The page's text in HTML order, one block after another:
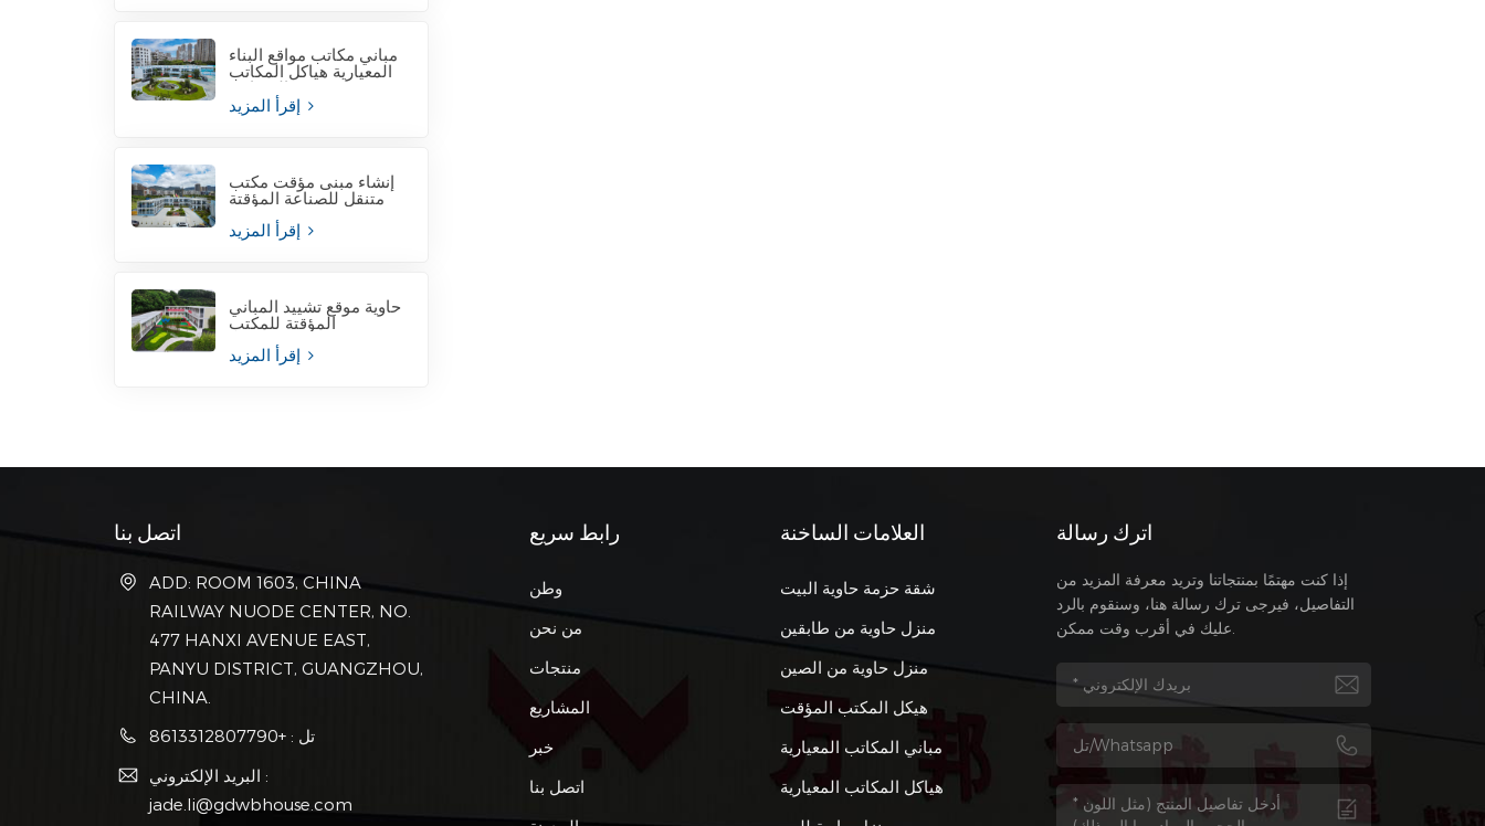
مباني مكاتب مواقع البناء
المعيارية هياكل المكاتب
المعيارية
إنشاء مبنى مؤقت مكتب
متنقل للصناعة المؤقتة
حاوية موقع تشييد المباني
المؤقتة للمكتب
اتصل بنا
ADD: ROOM 1603, CHINA
RAILWAY NUODE CENTER, NO.
477 HANXI AVENUE EAST,
PANYU DISTRICT, GUANGZHOU,
CHINA.
تل : +8613312807790
البريد الإلكتروني :
jade.li@gdwbhouse.com
رابط سريع
وطن
من نحن
منتجات
المشاريع
خبر
اتصل بنا
العلامات الساخنة
شقة حزمة حاوية البيت
منزل حاوية من طابقين
منزل حاوية من الصين
هيكل المكتب المؤقت
مباني المكاتب المعيارية
هياكل المكاتب المعيارية
اترك رسالة
إذا كنت مهتمًا بمنتجاتنا وتريد معرفة المزيد من
التفاصيل، فيرجى ترك رسالة هنا، وسنقوم بالرد